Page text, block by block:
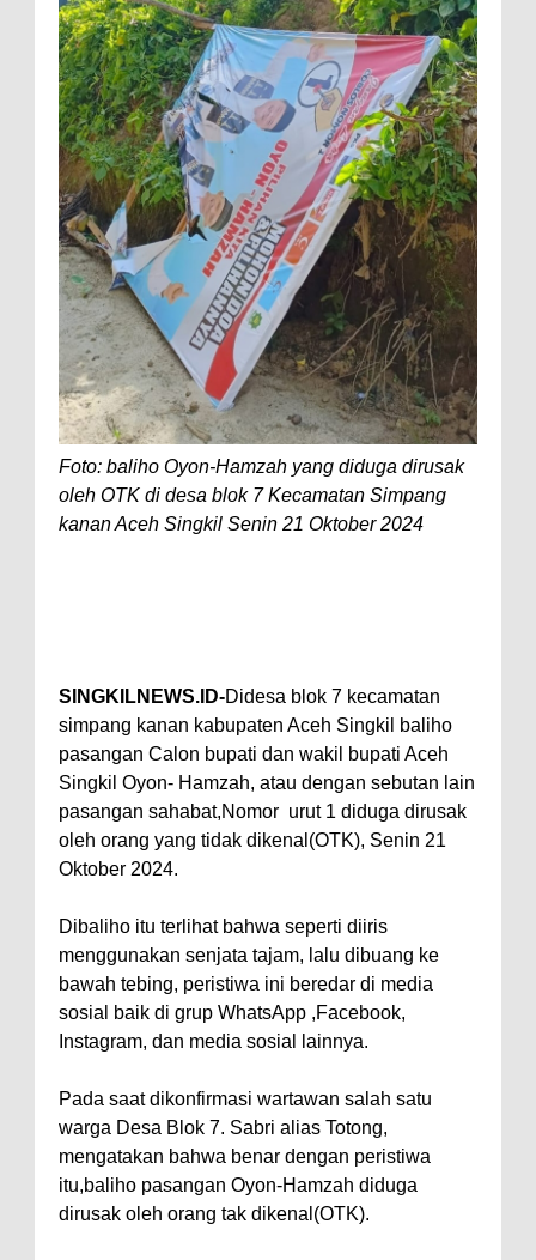
Foto: baliho Oyon-Hamzah yang diduga dirusak
oleh OTK di desa blok 7 Kecamatan Simpang
kanan Aceh Singkil Senin 21 Oktober 2024
SINGKILNEWS.ID-Didesa blok 7 kecamatan
simpang kanan kabupaten Aceh Singkil baliho
pasangan Calon bupati dan wakil bupati Aceh
Singkil Oyon- Hamzah, atau dengan sebutan lain
pasangan sahabat,Nomor urut 1 diduga dirusak
oleh orang yang tidak dikenal(OTK), Senin 21
Oktober 2024.
Dibaliho itu terlihat bahwa seperti diiris
menggunakan senjata tajam, lalu dibuang ke
bawah tebing, peristiwa ini beredar di media
sosial baik di grup WhatsApp ,Facebook,
Instagram, dan media sosial lainnya.
Pada saat dikonfirmasi wartawan salah satu
warga Desa Blok 7. Sabri alias Totong,
mengatakan bahwa benar dengan peristiwa
itu,baliho pasangan Oyon-Hamzah diduga
dirusak oleh orang tak dikenal(OTK).